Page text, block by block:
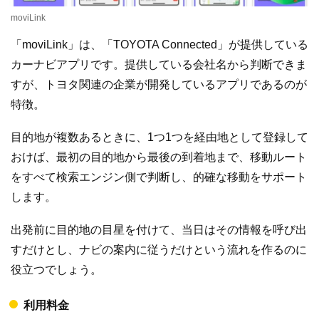
moviLink
「moviLink」は、「TOYOTA Connected」が提供している
カーナビアプリです。提供している会社名から判断できま
すが、トヨタ関連の企業が開発しているアプリであるのが
特徴。
目的地が複数あるときに、1つ1つを経由地として登録して
おけば、最初の目的地から最後の到着地まで、移動ルート
をすべて検索エンジン側で判断し、的確な移動をサポート
します。
出発前に目的地の目星を付けて、当日はその情報を呼び出
すだけとし、ナビの案内に従うだけという流れを作るのに
役立つでしょう。
利用料金